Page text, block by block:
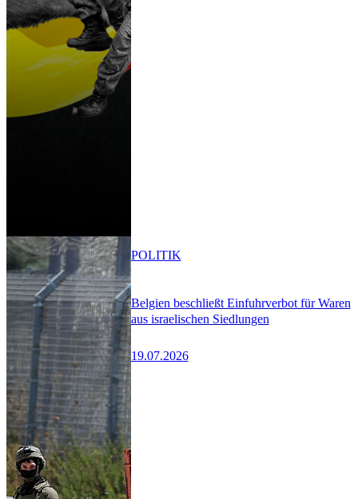
Belgien beschließt Einfuhrverbot für Waren
aus israelischen Siedlungen
19.07.2026
POLITIK